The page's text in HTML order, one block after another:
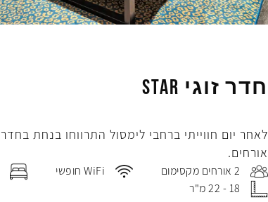
חדר זוגי Star
אורחים.
2 אורחים מקסימום WiFi חופשי
18 - 22 מ"ר